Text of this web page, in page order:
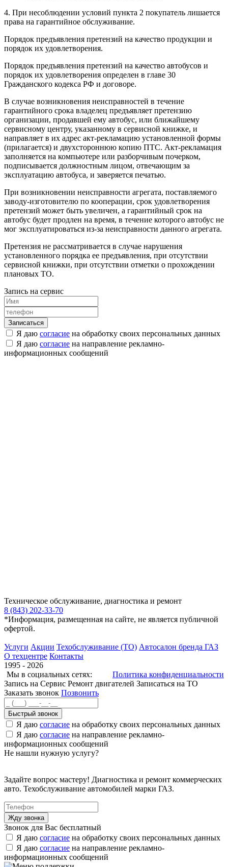
4. При несоблюдении условий пункта 2 покупатель лишается
права на гарантийное обслуживание.
Порядок предъявления претензий на качество продукции и
порядок их удовлетворения.
Порядок предъявления претензий на качество автобусов и
порядок их удовлетворения определен в главе 30
Гражданского кодекса РФ и договоре.
В случае возникновения неисправностей в течение
гарантийного срока владелец предъявляет претензию
организации, продавшей ему автобус, или ближайшему
сервисному центру, указанному в сервисной книжке, и
направляет в их адрес акт-рекламацию установленной формы
(прилагается) и двухстороннюю копию ПТС. Акт-рекламация
заполняется на компьютере или разборчивым почерком,
подписывается должностным лицом, отвечающим за
эксплуатацию автобуса, и заверяется печатью.
При возникновении неисправности агрегата, поставляемого
заводу-изготовителю по кооперации, срок удовлетворения
претензий может быть увеличен, а гарантийный срок на
автобус будет продлен на время, в течение которого автобус не
мог эксплуатироваться из-за неисправности данного агрегата.
Претензия не рассматривается в случае нарушения
установленного порядка ее предъявления, при отсутствии
сервисной книжки, при отсутствии отметки о прохождении
плановых ТО.
Запись на сервис
Я даю согласие на обработку своих персональных данных
Я даю согласие на направление рекламно-
информационных сообщений
Техническое обслуживание, диагностика и ремонт
8 (843) 202-33-70
*Информация, размещенная на сайте, не является публичной
офертой.
Услуги Акции Техобслуживание (ТО) Автосалон бренда ГАЗ
О техцентре Контакты
1995 - 2026
Мы в социальных сетях:
Политика конфиденциальности
Запись на Сервис Ремонт двигателей Записаться на ТО
Заказать звонок Позвонить
Быстрый звонок
Я даю согласие на обработку своих персональных данных
Я даю согласие на направление рекламно-
информационных сообщений
Не нашли нужную услугу?
Задайте вопрос мастеру! Диагностика и ремонт коммерческих
авто. Техобслуживание автомобилей марки ГАЗ.
Звонок для Вас бесплатный
Я даю согласие на обработку своих персональных данных
Я даю согласие на направление рекламно-
информационных сообщений